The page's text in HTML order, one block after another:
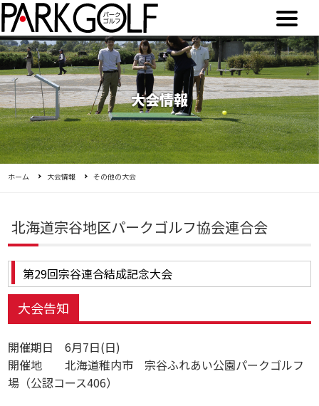
大会情報
ホーム 大会情報 その他の大会
北海道宗谷地区パークゴルフ協会連合会
第29回宗谷連合結成記念大会
大会告知
開催期日 6月7日(日)
開催地 北海道稚内市 宗谷ふれあい公園パークゴルフ
場（公認コース406）